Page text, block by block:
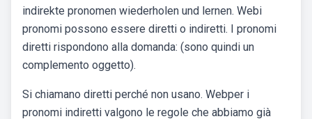
indirekte pronomen wiederholen und lernen. Webi
pronomi possono essere diretti o indiretti. I pronomi
diretti rispondono alla domanda: (sono quindi un
complemento oggetto).
Si chiamano diretti perché non usano. Webper i
pronomi indiretti valgono le regole che abbiamo già